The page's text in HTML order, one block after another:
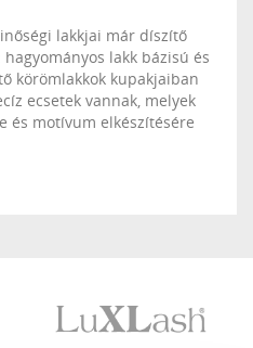
lakkjai már díszítő
lakk bázisú és
körömlakkok kupakjaiban
ecsetek vannak, melyek
és motívum elkészítésére